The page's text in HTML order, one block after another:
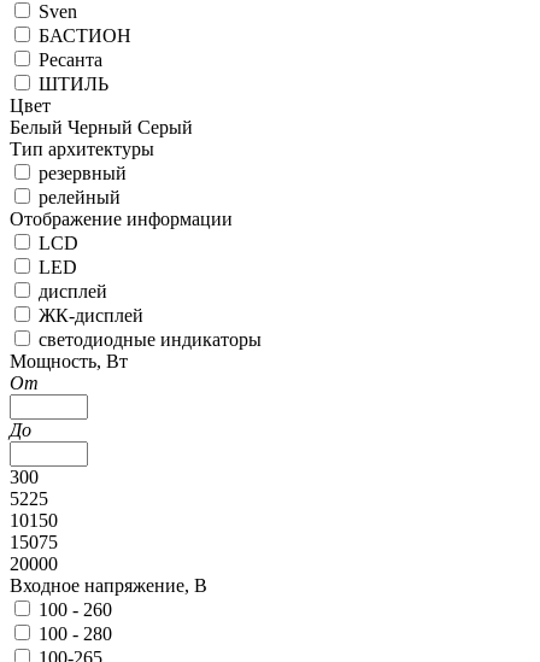
Sven
БАСТИОН
Ресанта
ШТИЛЬ
Цвет
Белый Черный Серый
Тип архитектуры
резервный
релейный
Отображение информации
LCD
LED
дисплей
ЖК-дисплей
светодиодные индикаторы
Мощность, Вт
От
До
300
5225
10150
15075
20000
Входное напряжение, В
100 - 260
100 - 280
100-265